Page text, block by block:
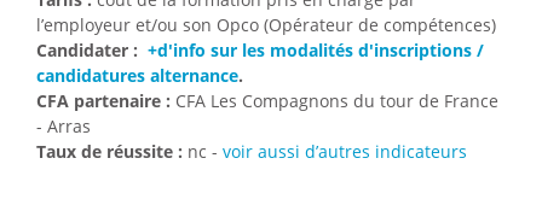
l’employeur et/ou son Opco (Opérateur de compétences)
Candidater : +d'info sur les modalités d'inscriptions /
candidatures alternance.
CFA partenaire : CFA Les Compagnons du tour de France
- Arras
Taux de réussite : nc - voir aussi d’autres indicateurs